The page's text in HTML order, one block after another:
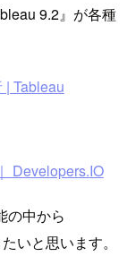
9.2』が各種
| Tableau
Developers.IO
の中から
いと思います。